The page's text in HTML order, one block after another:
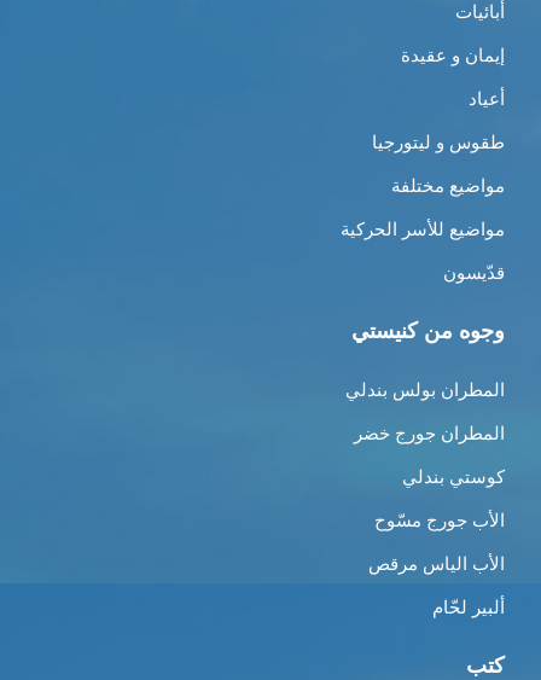
أبائيات
إيمان و عقيدة
أعياد
طقوس و ليتورجيا
مواضيع مختلفة
مواضيع للأسر الحركية
قدّيسون
وجوه من كنيستي
المطران بولس بندلي
المطران جورج خضر
كوستي بندلي
الأب جورج مسّوح
الأب الياس مرقص
ألبير لحّام
كتب